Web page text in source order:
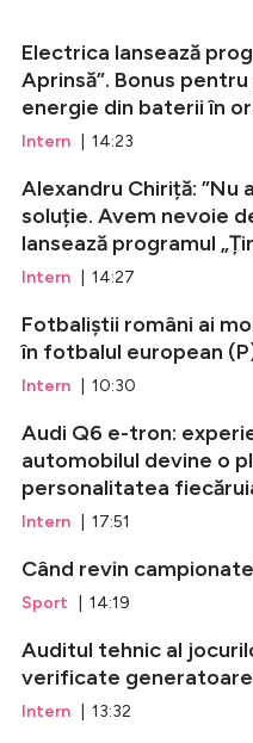
Electrica lansează
Aprinsă”. Bonus
energie din baterii în
Intern | 14:23
Alexandru Chiriță: ”Nu
soluție. Avem nevoie
lansează programul
Intern | 14:27
Fotbaliștii români ai
în fotbalul european
Intern | 10:30
Audi Q6 e-tron:
automobilul devine o
personalitatea
Intern | 17:51
Când revin
Sport | 14:19
Auditul tehnic al
verificate
Intern | 13:32